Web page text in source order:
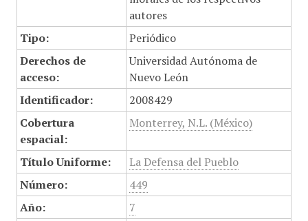
autores
Tipo:
Periódico
Derechos de
acceso:
Universidad Autónoma de
Nuevo León
Identificador:
2008429
Cobertura
espacial:
Monterrey, N.L. (México)
Título Uniforme:
La Defensa del Pueblo
Número:
449
Año:
7